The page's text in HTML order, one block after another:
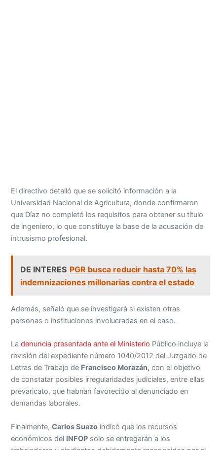
El directivo detalló que se solicitó información a la
Universidad Nacional de Agricultura, donde confirmaron
que Díaz no completó los requisitos para obtener su título
de ingeniero, lo que constituye la base de la acusación de
intrusismo profesional.
DE INTERES PGR busca reducir hasta 70% las
indemnizaciones millonarias contra el estado
Además, señaló que se investigará si existen otras
personas o instituciones involucradas en el caso.
Ladenuncia presentada ante el Ministerio Público incluye la
revisión del expediente número 1040/2012 del Juzgado de
Letras de Trabajo de Francisco Morazán, con el objetivo
de constatar posibles irregularidades judiciales, entre ellas
prevaricato, que habrían favorecido al denunciado en
demandas laborales.
Finalmente,Carlos Suazo indicó que los recursos
económicos del INFOP solo se entregarán a los